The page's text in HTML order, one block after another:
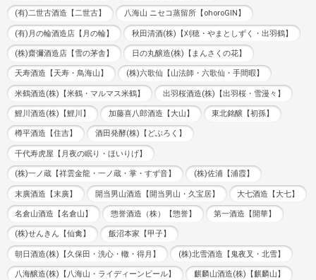
(有)二世古酒造【二世古】 八海山 ニセコ蒸留所【ohoroGIN】
(有)月の輪酒造店【月の輪】 秋田清酒(株)【刈穂・やまとしずく・出羽鶴】
(株)齋彌酒造店【雪の茅舎】 日の丸醸造(株)【まんさくの花】
天寿酒造【天寿・鳥海山】 (株)六歌仙【山法師・六歌仙・手間暇】
米鶴酒造(株)【米鶴・マルマス米鶴】 出羽桜酒造(株)【出羽桜・雪漫々】
鯉川酒造(株)【鯉川】 加藤喜八郎酒造【大山】 東北銘醸【初孫】
樽平酒造【住吉】 酒田発酵(株)【どぶろく】
千代寿虎屋【月夜の眠り・ほいりげ】
(株)一ノ蔵【祥雲金龍・一ノ蔵・掌・すず音】 (株)佐浦【浦霞】
末廣酒造【末廣】 開当男山酒造【開当男山・久宝居】 大七酒造【大七】
名倉山酒造【名倉山】 惣誉酒造（株）【惣誉】 第一酒造【開華】
(株)せんきん【仙禽】 飯沼本家【甲子】
朝日酒造(株)【久保田・洗心・轍・得月】 (株)北雪酒造【鬼夜叉・北雪】
八海醸造(株)【八海山・ライディーンビール】 麒麟山酒造(株)【麒麟山】